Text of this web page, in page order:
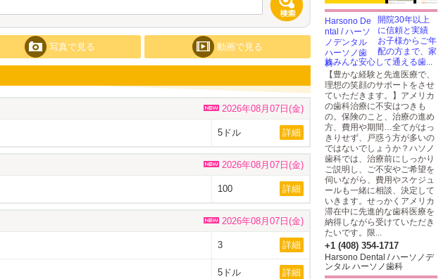
写真で見る 動画で見る
2026年08月07日(金)
5ドル 詳細
2026年08月07日(金)
100 詳細
2026年08月07日(金)
3 詳細
5ドル 詳細
開院30年以上
に信頼と実績
お子様からご年
配の方まで、家
族みんな安心して通える歯...
【豊かな経験と先進医療で、
理想の笑顔のサポートをさせ
ていただきます。】アメリカ
の歯科治療に不安はつきも
の。保険のこと、治療の進め
方、費用や期間…全てがはっ
きりせず、戸惑う方が多いの
ではないでしょうか？ハソノ
歯科では、治療前にしっかり
ご説明し、ご不安やご希望を
伺いながら、費用やスケジュ
ールも一緒に相談、決定して
いきます。せっかくアメリカ
滞在中に先進的な歯科医療を
納得しながら受けていただき
たいです。限...
+1 (408) 354-1717
Harsono Dental / ハーソノデ
ンタル ハーソノ歯科